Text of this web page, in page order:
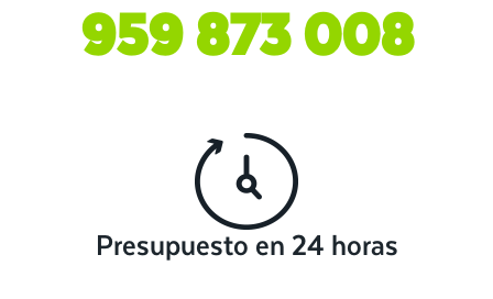
959 873 008
Presupuesto en 24 horas